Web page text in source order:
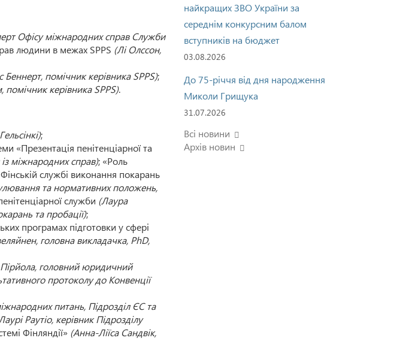
Офісу міжнародних справ Служби
людини в межах SPPS (Лі Олссон,
помічник керівника SPPS);
керівника SPPS).
;
«Презентація пенітенціарної та
із міжнародних справ); «Роль
службі виконання покарань
та нормативних положень,
служби (Лаура
та пробації);
програмах підготовки у сфері
головна викладачка, PhD,
Пірйола, головний юридичний
протоколу до Конвенції
питань, Підрозділ ЄС та
Раутіо, керівник Підрозділу
Фінляндії» (Анна-Ліїса Сандвік,
найкращих ЗВО України за
середнім конкурсним балом
вступників на бюджет
03.08.2026
До 75-річчя від дня народження
Миколи Грищука
31.07.2026
Всі новини
Архів новин